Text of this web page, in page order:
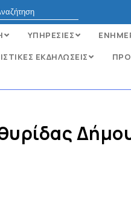
ΥΠΗΡΕΣΙΕΣ
ΕΚΔΗΛΩΣΕΙΣ